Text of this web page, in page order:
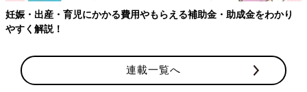
妊娠・出産・育児にかかる費用やもらえる補助金・助成金をわかり
やすく解説！
連載一覧へ